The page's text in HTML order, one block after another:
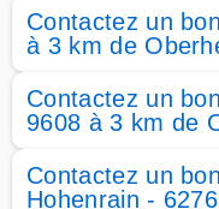
Contactez un
à 3 km de
Contactez un
9608 à 3 km de
Contactez un
Hohenrain -